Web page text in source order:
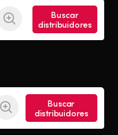
Buscar
distribuidores
Buscar
distribuidores